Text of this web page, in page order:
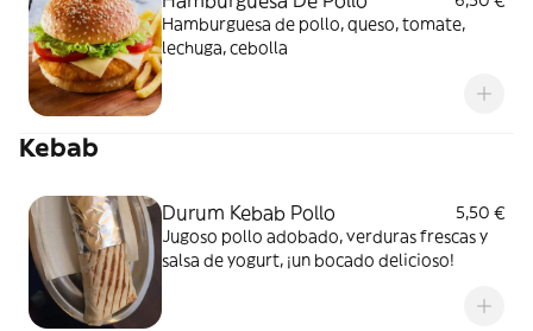
Hamburguesa de pollo, queso, tomate,
lechuga, cebolla
Kebab
Durum Kebab Pollo
5,50 €
Jugoso pollo adobado, verduras frescas y
salsa de yogurt, ¡un bocado delicioso!